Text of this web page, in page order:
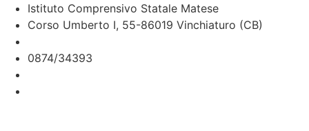
Istituto Comprensivo Statale Matese
Corso Umberto I, 55-86019 Vinchiaturo (CB)
0874/34393